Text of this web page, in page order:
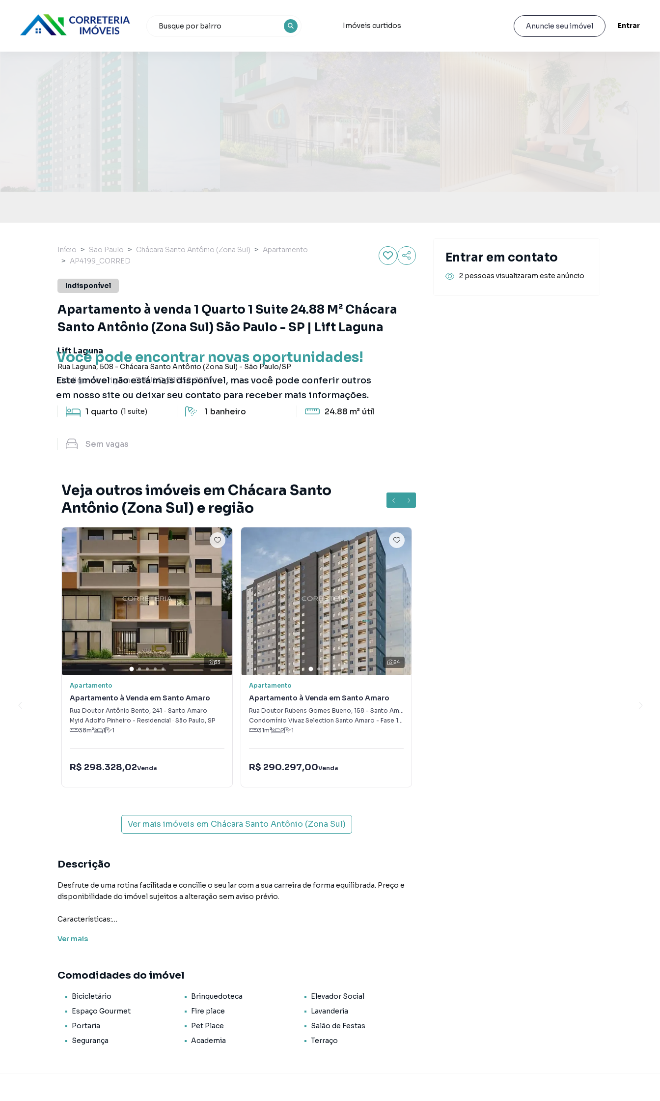
Imóveis curtidos Anuncie seu imóvel Entrar
Você pode encontrar novas oportunidades!
Este imóvel não está mais disponível, mas você pode conferir outros
em nosso site ou deixar seu contato para receber mais informações.
Início São Paulo Chácara Santo Antônio (Zona Sul)
Apartamento
AP4199_CORRED
Indisponível
Apartamento à venda 1 Quarto 1 Suite 24.88 M² Chácara
Santo Antônio (Zona Sul) São Paulo - SP | Lift Laguna
Lift Laguna
Rua Laguna,508 - Chácara Santo Antônio (Zona Sul) - São Paulo/SP
Código de origem:ORULO_51052-1201
1 quarto (1 suíte) 1 banheiro 24.88 m² útil
Sem vagas
Veja outros imóveis em Chácara Santo
Antônio (Zona Sul) e região
33
Apartamento
Apartamento à Venda em Santo Amaro
Rua Doutor Antônio Bento, 241 - Santo Amaro
Myid Adolfo Pinheiro - Residencial · São Paulo, SP
38m² 1 1
R$ 298.328,02Venda
24
Apartamento
Apartamento à Venda em Santo Amaro
Rua Doutor Rubens Gomes Bueno, 158 - Santo Amaro
Condomínio Vivaz Selection Santo Amaro - Fase 1
·
31m² 2 1
R$ 290.297,00Venda
Ver mais imóveis em Chácara Santo Antônio (Zona Sul)
Descrição
Desfrute de uma rotina facilitada e concilie o seu lar com a sua carreira de forma equilibrada. Preço e
disponibilidade do imóvel sujeitos a alteração sem aviso prévio.
Características:
• Bicicletário
• Espaço gourmet
• Horta coletiva
• Lavanderia
• Pet place
• Salão de festas
Ver mais
Comodidades do imóvel
Bicicletário Brinquedoteca
Elevador Social
Espaço Gourmet
Fire place
Lavanderia
Portaria
Pet Place
Salão de Festas
Segurança
Academia Terraço
Entrar em contato
2 pessoas visualizaram este anúncio